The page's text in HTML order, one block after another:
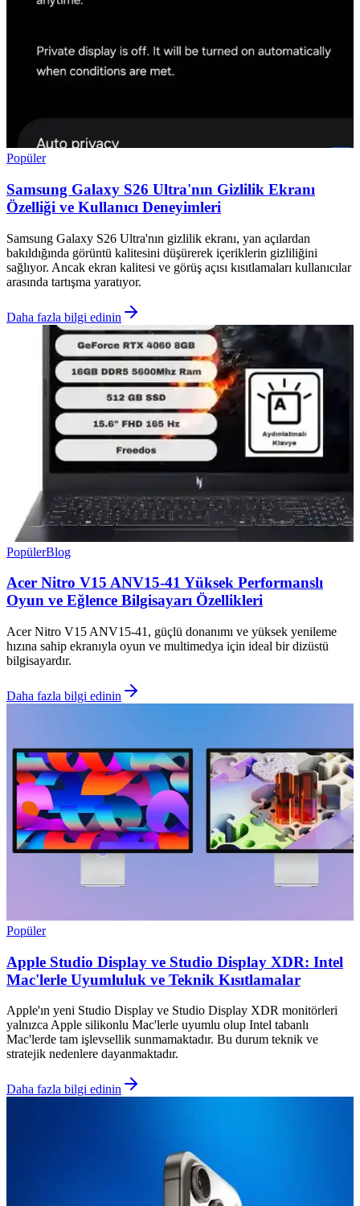
Popüler
Samsung Galaxy S26 Ultra'nın Gizlilik Ekranı
Özelliği ve Kullanıcı Deneyimleri
Samsung Galaxy S26 Ultra'nın gizlilik ekranı, yan açılardan
bakıldığında görüntü kalitesini düşürerek içeriklerin gizliliğini
sağlıyor. Ancak ekran kalitesi ve görüş açısı kısıtlamaları kullanıcılar
arasında tartışma yaratıyor.
Daha fazla bilgi edinin
PopülerBlog
Acer Nitro V15 ANV15-41 Yüksek Performanslı
Oyun ve Eğlence Bilgisayarı Özellikleri
Acer Nitro V15 ANV15-41, güçlü donanımı ve yüksek yenileme
hızına sahip ekranıyla oyun ve multimedya için ideal bir dizüstü
bilgisayardır.
Daha fazla bilgi edinin
Popüler
Apple Studio Display ve Studio Display XDR: Intel
Mac'lerle Uyumluluk ve Teknik Kısıtlamalar
Apple'ın yeni Studio Display ve Studio Display XDR monitörleri
yalnızca Apple silikonlu Mac'lerle uyumlu olup Intel tabanlı
Mac'lerde tam işlevsellik sunmamaktadır. Bu durum teknik ve
stratejik nedenlere dayanmaktadır.
Daha fazla bilgi edinin